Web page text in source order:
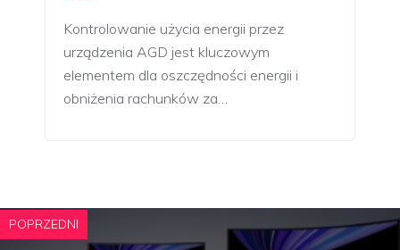
Kontrolowanie użycia energii przez
urządzenia AGD jest kluczowym
elementem dla oszczędności energii i
obniżenia rachunków za…
POPRZEDNI